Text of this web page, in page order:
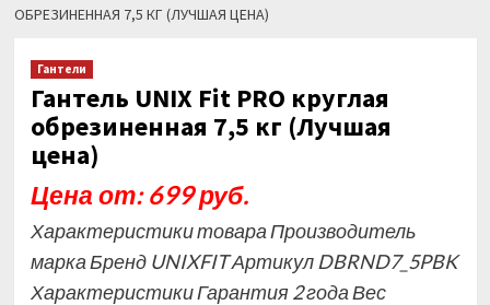
ОБРЕЗИНЕННАЯ 7,5 КГ (ЛУЧШАЯ ЦЕНА)
Гантели
Гантель UNIX Fit PRO круглая
обрезиненная 7,5 кг (Лучшая
цена)
Цена от: 699 руб.
Характеристики товара Производитель
марка Бренд UNIXFIT Артикул DBRND7_5PBK
Характеристики Гарантия 2 года Вес